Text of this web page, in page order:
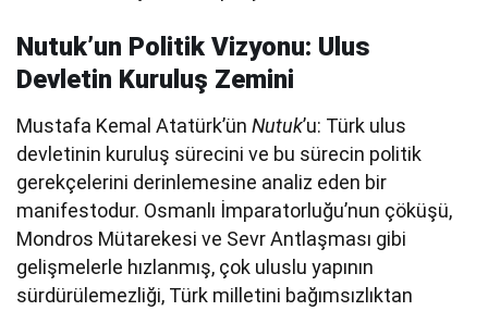
Nutuk’un Politik Vizyonu: Ulus
Devletin Kuruluş Zemini
Mustafa Kemal Atatürk’ünNutuk’u: Türk ulus
devletinin kuruluş sürecini ve bu sürecin politik
gerekçelerini derinlemesine analiz eden bir
manifestodur. Osmanlı İmparatorluğu’nun çöküşü,
Mondros Mütarekesi ve Sevr Antlaşması gibi
gelişmelerle hızlanmış, çok uluslu yapının
sürdürülemezliği, Türk milletini bağımsızlıktan